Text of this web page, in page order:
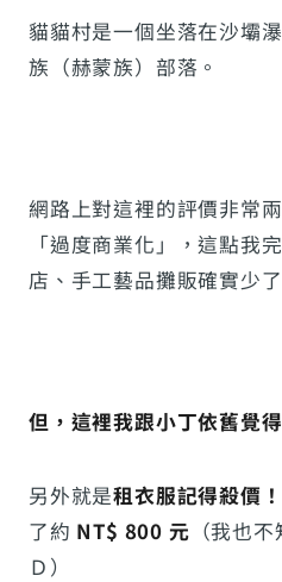
貓貓村是一個坐落在沙壩
族（赫蒙族）部落。
網路上對這裡的評價非常
「過度商業化」，這點我
店、手工藝品攤販確實少
但，這裡我跟小丁依舊覺
另外就是租衣服記得殺價！
了約 NT$ 800 元 （我也
Ｄ）